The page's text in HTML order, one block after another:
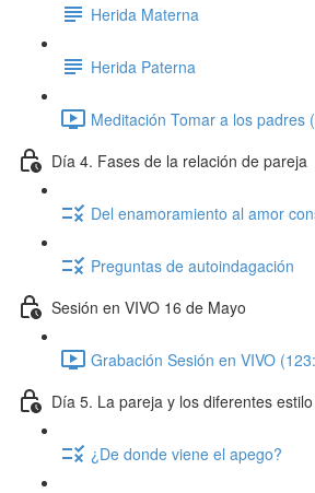
Herida Materna
Herida Paterna
Meditación Tomar a los padres
Día 4. Fases de la relación de pareja
Del enamoramiento al amor
Preguntas de autoindagación
Sesión en VIVO 16 de Mayo
Grabación Sesión en VIVO
Día 5. La pareja y los diferentes
¿De donde viene el apego?